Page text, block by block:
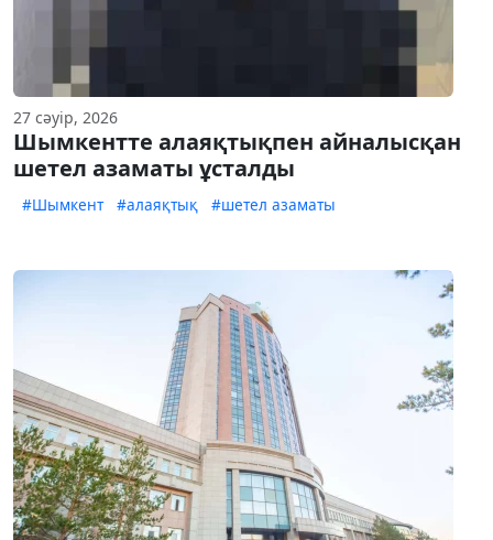
27 сәуір, 2026
Шымкентте алаяқтықпен айналысқан
шетел азаматы ұсталды
#Шымкент #алаяқтық #шетел азаматы